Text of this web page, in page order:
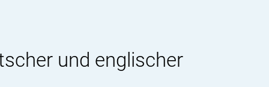
und englischer